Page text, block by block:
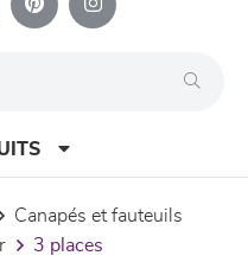
canapés et fauteuils
3 places